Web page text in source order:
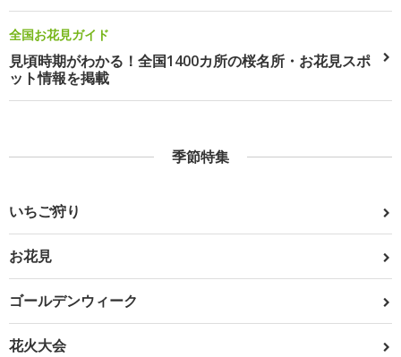
全国お花見ガイド
見頃時期がわかる！全国1400カ所の桜名所・お花見スポ
ット情報を掲載
季節特集
いちご狩り
お花見
ゴールデンウィーク
花火大会